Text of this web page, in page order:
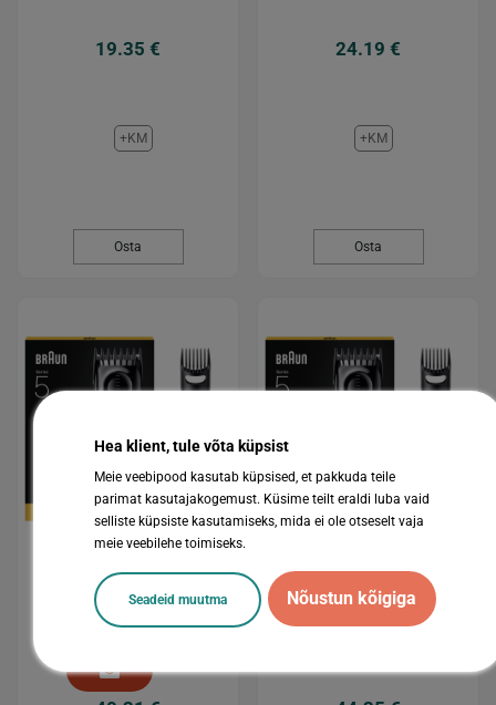
19.35 €
+KM
Osta
24.19 €
+KM
Osta
HC5510 Braun
Juukselõikusmasin
HC5530 Braun
Juukselõikusmasin
Hea klient, tule võta küpsist
Meie veebipood kasutab küpsised, et pakkuda teile
parimat kasutajakogemust. Küsime teilt eraldi luba vaid
selliste küpsiste kasutamiseks, mida ei ole otseselt vaja
meie veebilehe toimiseks.
Seadeid muutma Nõustun kõigiga